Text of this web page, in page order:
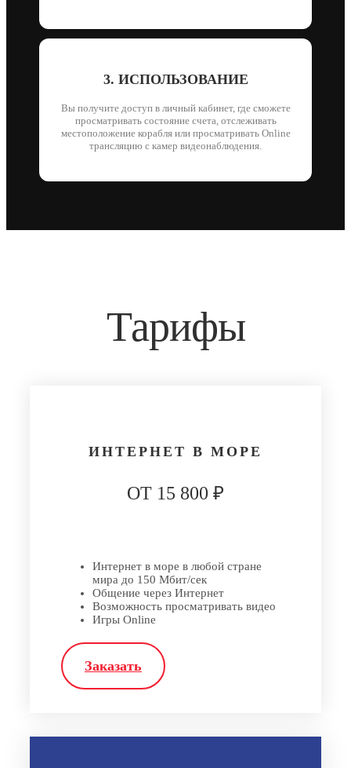
3. ИСПОЛЬЗОВАНИЕ
Вы получите доступ в личный кабинет, где сможете
просматривать состояние счета, отслеживать
местоположение корабля или просматривать Online
трансляцию с камер видеонаблюдения.
Тарифы
ИНТЕРНЕТ В МОРЕ
ОТ 15 800 ₽
Интернет в море в любой стране
мира до 150 Мбит/сек
Общение через Интернет
Возможность просматривать видео
Игры Online
Заказать